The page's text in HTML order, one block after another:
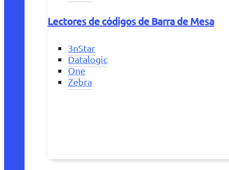
Lectores de códigos de Barra de Mesa
3nStar
Datalogic
One
Zebra